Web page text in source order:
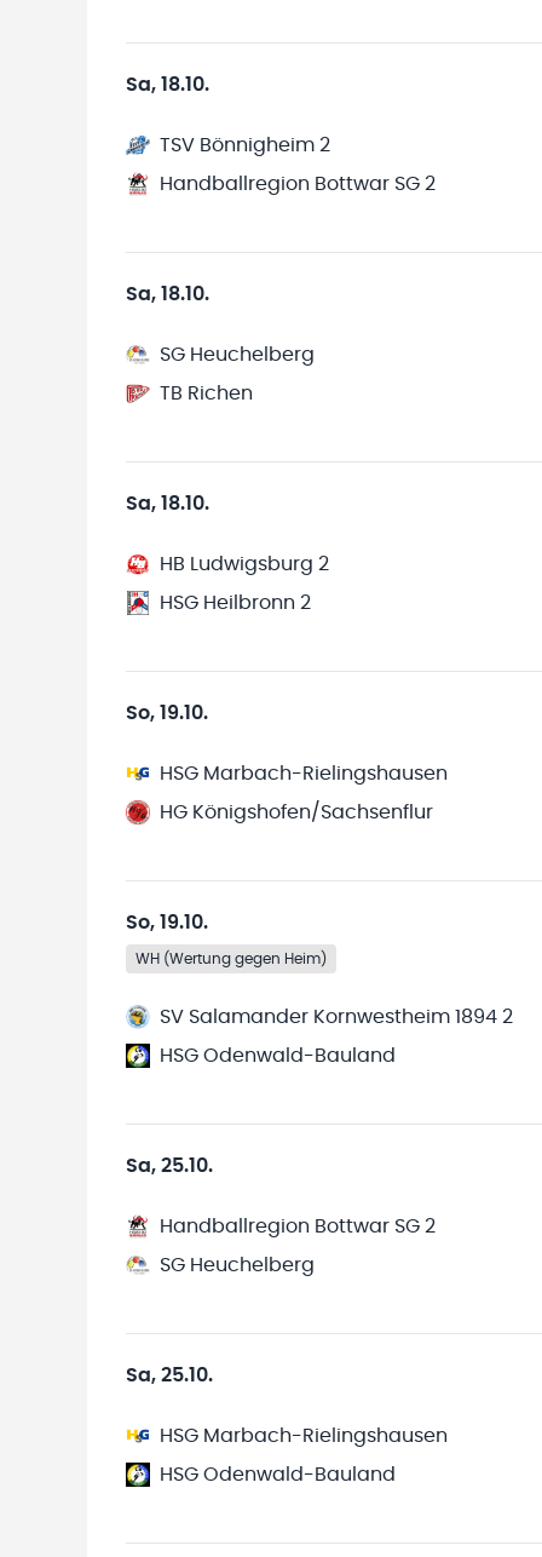
Sa, 18.10.
TSV Bönnigheim 2
Handballregion Bottwar SG 2
Sa, 18.10.
SG Heuchelberg
TB Richen
Sa, 18.10.
HB Ludwigsburg 2
HSG Heilbronn 2
So, 19.10.
HSG Marbach-Rielingshausen
HG Königshofen/Sachsenflur
So, 19.10.
WH (Wertung gegen Heim)
SV Salamander Kornwestheim 1894 2
HSG Odenwald-Bauland
Sa, 25.10.
Handballregion Bottwar SG 2
SG Heuchelberg
Sa, 25.10.
HSG Marbach-Rielingshausen
HSG Odenwald-Bauland